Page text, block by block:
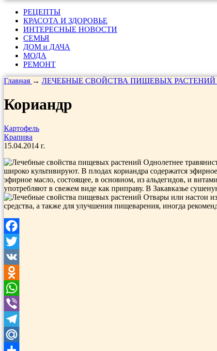
РЕЦЕПТЫ
КРАСОТА И ЗДОРОВЬЕ
ИНТЕРЕСНЫЕ НОВОСТИ
СЕМЬЯ
ДОМ и ДАЧА
МОДА
РЕМОНТ
Главная → ЛЕЧЕБНЫЕ СВОЙСТВА ПИЩЕВЫХ РАСТЕНИЙ
Кориандр
Картофель
Крапива
15.04.2014 г.
Однолетнее
широко культивируют. В плодах кориандра содержатся
эфирное мас­ло, состоящее, в основном, из альдегидов, и
употребляют в свежем виде как приправу. В Закавказье
Отвары или настои
средства, а также для улучшения пищеварения, иногда
Facebook
Twitter
VK
Odnoklassniki
WhatsApp
Viber
Telegram